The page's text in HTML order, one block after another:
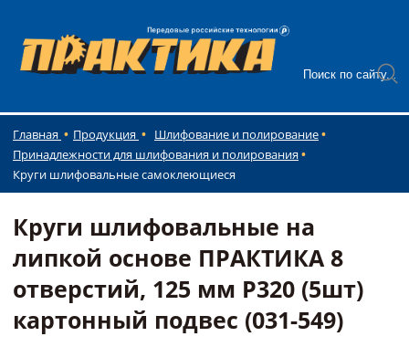
Главная Продукция
Шлифование и полирование
Принадлежности для шлифования и полирования
Круги шлифовальные самоклеющиеся
Круги шлифовальные на
липкой основе ПРАКТИКА 8
отверстий, 125 мм P320 (5шт)
картонный подвес (031-549)